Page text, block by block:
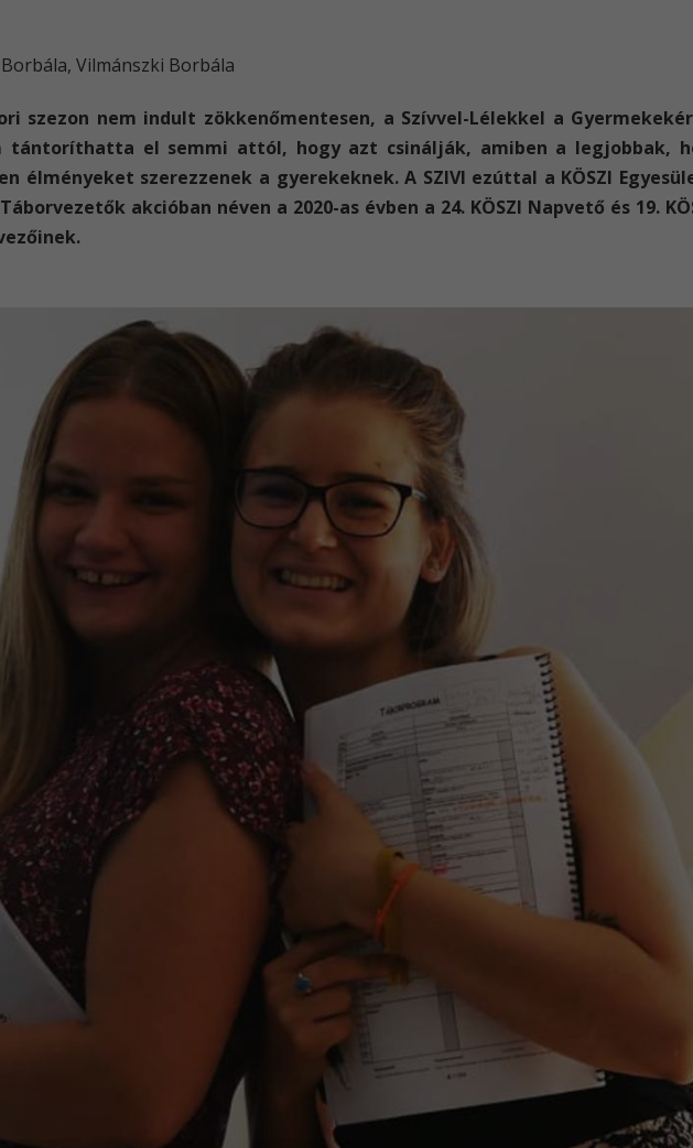
Vilmánszki Borbála
szezon nem indult zökkenőmentesen, a Szívvel-Lélekkel a
tántoríthatta el semmi attól, hogy azt csinálják, amiben a legjobbak,
élményeket szerezzenek a gyerekeknek. A SZIVI ezúttal a KÖSZI
akcióban néven a 2020-as évben a 24. KÖSZI Napvető és 19.